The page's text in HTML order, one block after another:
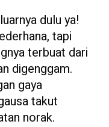
dulu ya!
tapi
terbuat dari
digenggam.
gaya
takut
norak.